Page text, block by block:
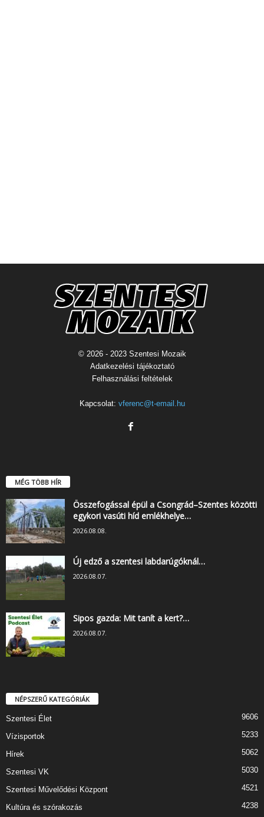
© 2026 - 2023 Szentesi Mozaik
Adatkezelési tájékoztató
Felhasználási feltételek
Kapcsolat: vferenc@t-email.hu
MÉG TÖBB HÍR
Összefogással épül a Csongrád–Szentes közötti
egykori vasúti híd emlékhelye…
2026.08.08.
Új edző a szentesi labdarúgóknál…
2026.08.07.
Sipos gazda: Mit tanít a kert?…
2026.08.07.
NÉPSZERŰ KATEGÓRIÁK
Szentesi Élet 9606
Vízisportok 5233
Hírek 5062
Szentesi VK 5030
Szentesi Művelődési Központ 4521
Kultúra és szórakozás 4238